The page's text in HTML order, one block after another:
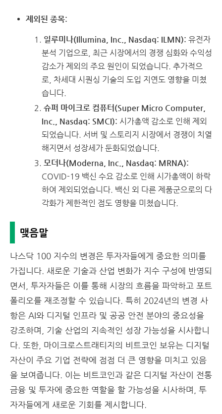
제외된 종목:
일루미나(Illumina, Inc., Nasdaq: ILMN): 유전자
분석 기업으로, 최근 시장에서의 경쟁 심화와 수익성
감소가 제외의 주요 원인이 되었습니다. 추가적으
로, 차세대 시퀀싱 기술의 도입 지연도 영향을 미쳤
습니다.
슈퍼 마이크로 컴퓨터(Super Micro Computer,
Inc., Nasdaq: SMCI): 시가총액 감소로 인해 제외
되었습니다. 서버 및 스토리지 시장에서 경쟁이 치열
해지면서 성장세가 둔화되었습니다.
모더나(Moderna, Inc., Nasdaq: MRNA):
COVID-19 백신 수요 감소로 인해 시가총액이 하락
하여 제외되었습니다. 백신 외 다른 제품군으로의 다
각화가 제한적인 점도 영향을 미쳤습니다.
맺음말
나스닥 100 지수의 변경은 투자자들에게 중요한 의미를
가집니다. 새로운 기술과 산업 변화가 지수 구성에 반영되
면서, 투자자들은 이를 통해 시장의 흐름을 파악하고 포트
폴리오를 재조정할 수 있습니다. 특히 2024년의 변경 사
항은 AI와 디지털 인프라 및 공공 안전 분야의 중요성을
강조하며, 기술 산업의 지속적인 성장 가능성을 시사합니
다. 또한, 마이크로스트래티지의 비트코인 보유는 디지털
자산이 주요 기업 전략에 점점 더 큰 영향을 미치고 있음
을 보여줍니다. 이는 비트코인과 같은 디지털 자산이 전통
금융 및 투자에 중요한 역할을 할 가능성을 시사하며, 투
자자들에게 새로운 기회를 제시합니다.